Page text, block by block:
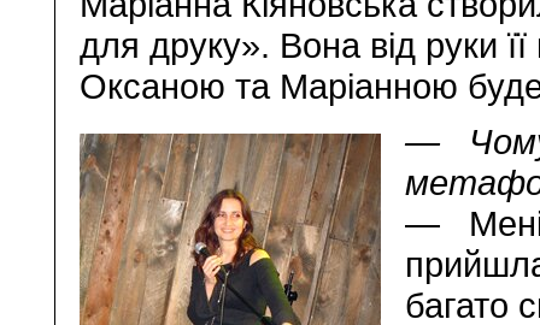
для друку». Вона від руки
Оксаною та Маріанною буде
— Чому
— Мені
багато